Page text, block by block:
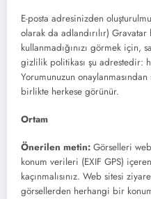
E-posta adresinizden
olarak da adlandırılır)
kullanmadığınızı görmek için,
gizlilik politikası şu adrestedir:
Yorumunuzun
birlikte herkese görünür.
Ortam
Önerilen metin: Görselleri
konum verileri (EXIF GPS)
kaçınmalısınız. Web sitesi
görsellerden herhangi bir